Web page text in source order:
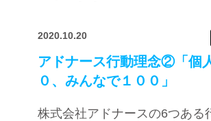
2020.10.20
アドナース行動理念②「個
０、みんなで１００」
株式会社アドナースの6つある